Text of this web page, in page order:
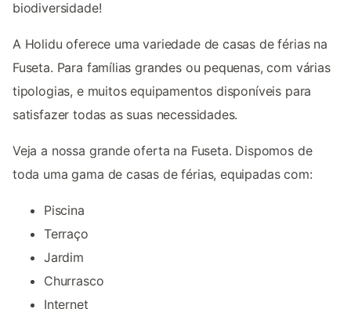
biodiversidade!
A Holidu oferece uma variedade de casas de férias na
Fuseta. Para famílias grandes ou pequenas, com várias
tipologias, e muitos equipamentos disponíveis para
satisfazer todas as suas necessidades.
Veja a nossa grande oferta na Fuseta. Dispomos de
toda uma gama de casas de férias, equipadas com:
Piscina
Terraço
Jardim
Churrasco
Internet